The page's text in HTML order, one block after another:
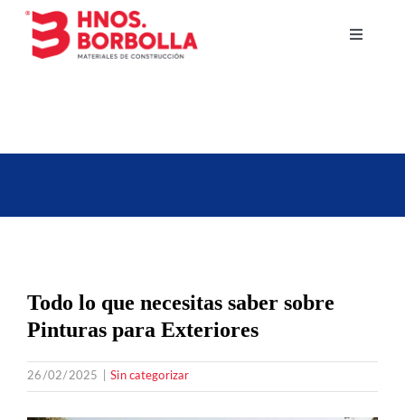
Saltar
Toggle
Fachadas y tejados
Todo lo que necesitas saber sobre
Pinturas para Exteriores
26/02/2025 Sin categorizar